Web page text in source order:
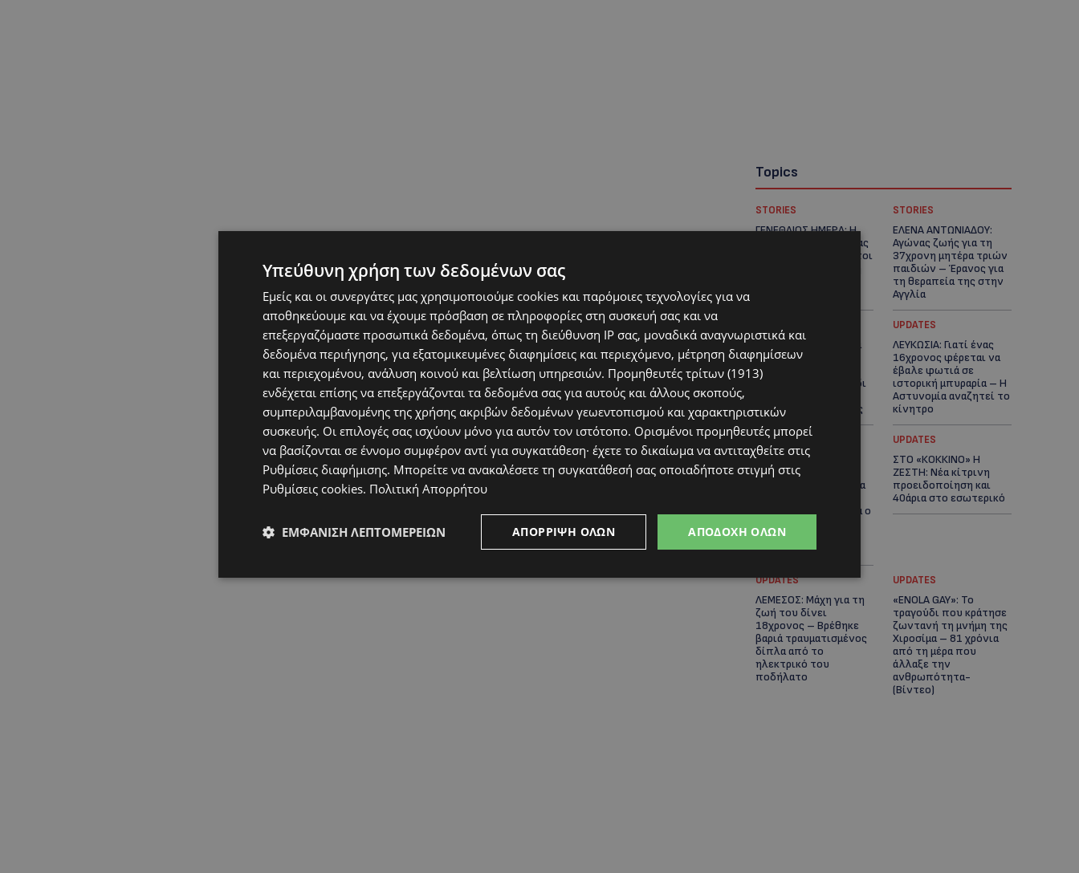
Topics
STORIES
ΓΕΝΕΘΛΙΟΣ ΗΜΕΡΑ: Η
ηλικία είναι μόνο ένας
αριθμός – Οι άνθρωποι
STORIES
ΕΛΕΝΑ ΑΝΤΩΝΙΑΔΟΥ:
Αγώνας ζωής για τη
37χρονη μητέρα τριών
παιδιών – Έρανος για
τη θεραπεία της στην
Αγγλία
ΚΑΤΑΓΓΕΛΙΑ: Για άνδρα
που φέρεται να
παρενοχλούσε
γυναίκες στο Δασούδι
αστυνομικές έρευνες
UPDATES
ΛΕΥΚΩΣΙΑ: Γιατί ένας
16χρονος φέρεται να
έβαλε φωτιά σε
ιστορική μπυραρία – Η
Αστυνομία αναζητεί το
κίνητρο
UPDATES
ΛΑΤΣΙΑ-ΓΕΡΙ: Στο
επίκεντρο η
δημιουργία δομών για
ανήλικους – Αντιδρά ο
προϋποθέσεις το
Κίνημα Οικολόγων
UPDATES
ΣΤΟ «ΚΟΚΚΙΝΟ» Η
ΖΕΣΤΗ: Νέα κίτρινη
προειδοποίηση και
40άρια στο εσωτερικό
UPDATES
ΛΕΜΕΣΟΣ: Μάχη για τη
ζωή του δίνει
18χρονος – Βρέθηκε
βαριά τραυματισμένος
δίπλα από το
ηλεκτρικό του
ποδήλατο
UPDATES
«ENOLA GAY»: Το
τραγούδι που κράτησε
ζωντανή τη μνήμη της
Χιροσίμα – 81 χρόνια
από τη μέρα που
άλλαξε την
ανθρωπότητα-
(Bίντεο)
Υπεύθυνη χρήση των δεδομένων σας
Εμείς και οι συνεργάτες μας χρησιμοποιούμε cookies και παρόμοιες τεχνολογίες για να
αποθηκεύουμε και να έχουμε πρόσβαση σε πληροφορίες στη συσκευή σας και να
επεξεργαζόμαστε προσωπικά δεδομένα, όπως τη διεύθυνση IP σας, μοναδικά αναγνωριστικά και
δεδομένα περιήγησης, για εξατομικευμένες διαφημίσεις και περιεχόμενο, μέτρηση διαφημίσεων
και περιεχομένου, ανάλυση κοινού και βελτίωση υπηρεσιών. Προμηθευτές τρίτων (1913)
ενδέχεται επίσης να επεξεργάζονται τα δεδομένα σας για αυτούς και άλλους σκοπούς,
συμπεριλαμβανομένης της χρήσης ακριβών δεδομένων γεωεντοπισμού και χαρακτηριστικών
συσκευής. Οι επιλογές σας ισχύουν μόνο για αυτόν τον ιστότοπο. Ορισμένοι προμηθευτές μπορεί
να βασίζονται σε έννομο συμφέρον αντί για συγκατάθεση· έχετε το δικαίωμα να αντιταχθείτε στις
Ρυθμίσεις διαφήμισης. Μπορείτε να ανακαλέσετε τη συγκατάθεσή σας οποιαδήποτε στιγμή στις
Ρυθμίσεις cookies. Πολιτική Απορρήτου
ΑΠΟΔΟΧΉ ΌΛΩΝ
ΑΠΌΡΡΙΨΗ ΌΛΩΝ
ΕΜΦΆΝΙΣΗ ΛΕΠΤΟΜΕΡΕΙΏΝ